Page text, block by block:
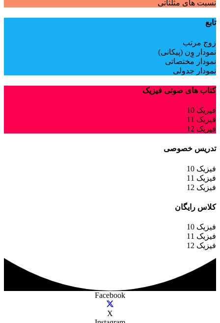
نسبت های مثلثاتی
تابع
زوج مرتب
نمودار وِن (پیکانی)
نمودار مختصاتی
نمودار جدولی
کتاب های صوتی فیزیک
فیزیک 10
فیزیک 11
فیزیک 12
تدریس خصوصی
فیزیک 10
فیزیک 11
فیزیک 12
کلاس رایگان
فیزیک 10
فیزیک 11
فیزیک 12
Facebook
X